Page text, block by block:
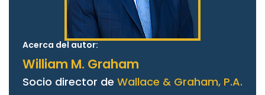
Acerca del autor:
William M. Graham
Socio director de Wallace & Graham, P.A.